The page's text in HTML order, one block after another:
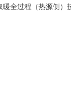
全过程（热源侧）